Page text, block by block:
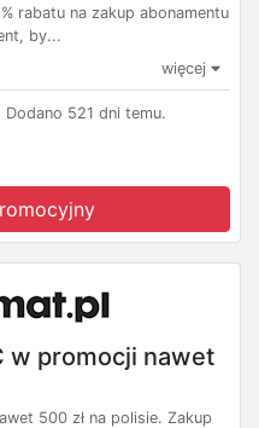
rabatu na zakup abonamentu
by...
więcej
Dodano 521 dni temu.
w promocji nawet
500 zł na polisie. Zakup